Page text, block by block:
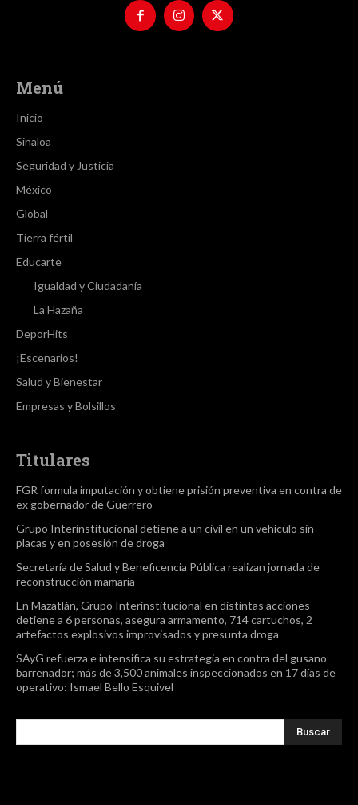
Menú
Inicio
Sinaloa
Seguridad y Justicia
México
Global
Tierra fértil
Educarte
Igualdad y Ciudadanía
La Hazaña
DeporHits
¡Escenarios!
Salud y Bienestar
Empresas y Bolsillos
Titulares
FGR formula imputación y obtiene prisión preventiva en contra de
ex gobernador de Guerrero
Grupo Interinstitucional detiene a un civil en un vehículo sin
placas y en posesión de droga
Secretaría de Salud y Beneficencia Pública realizan jornada de
reconstrucción mamaria
En Mazatlán, Grupo Interinstitucional en distintas acciones
detiene a 6 personas, asegura armamento, 714 cartuchos, 2
artefactos explosivos improvisados y presunta droga
SAyG refuerza e intensifica su estrategia en contra del gusano
barrenador; más de 3,500 animales inspeccionados en 17 días de
operativo: Ismael Bello Esquivel
Buscar